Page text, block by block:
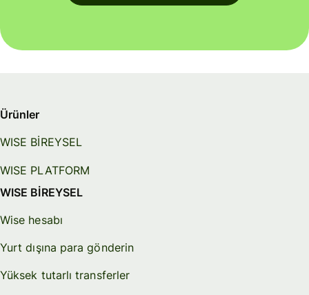
Ürünler
WISE BİREYSEL
WISE PLATFORM
WISE BİREYSEL
Wise hesabı
Yurt dışına para gönderin
Yüksek tutarlı transferler